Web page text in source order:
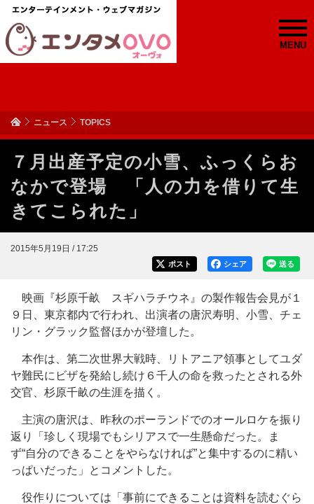
MENU
ニュース TOPICS
７月出産予定の小雪、ふっくらお
なかで登場 「人の力を借りて生
きてこられた」
2015年5月19日 / 17:25
送る
シェア
ポスト
映画『杉原千畝 スギハラチウネ』の製作報告会見が１
９日、東京都内で行われ、出演者の唐沢寿明、小雪、チェ
リン・グラック監督ほかが登壇した。
本作は、第二次世界大戦時、リトアニア領事としてユダ
ヤ難民にビザを発給し続け６千人の命を救ったとされる外
交官、杉原千畝の生涯を描く。
主演の唐沢は、昨秋のポーランドでのオールロケを振り
返り「珍しく現場でもシリアスで一生懸命だった。ま
ず“自分のできることをやらなければ”と集中するのに精い
っぱいだった」とコメントした。
役作りについては「事前にできることは資料を読むぐら